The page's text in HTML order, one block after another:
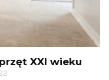
XXI wieku